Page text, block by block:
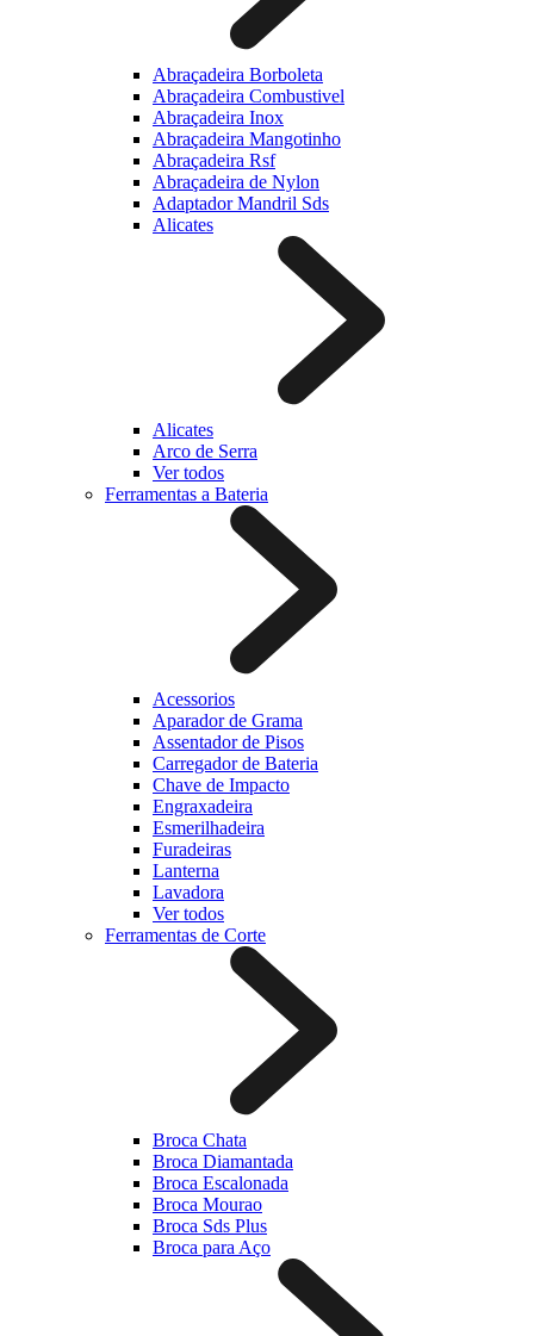
Abraçadeira Borboleta
Abraçadeira Combustivel
Abraçadeira Inox
Abraçadeira Mangotinho
Abraçadeira Rsf
Abraçadeira de Nylon
Adaptador Mandril Sds
Alicates
Alicates
Arco de Serra
Ver todos
Ferramentas a Bateria
Acessorios
Aparador de Grama
Assentador de Pisos
Carregador de Bateria
Chave de Impacto
Engraxadeira
Esmerilhadeira
Furadeiras
Lanterna
Lavadora
Ver todos
Ferramentas de Corte
Broca Chata
Broca Diamantada
Broca Escalonada
Broca Mourao
Broca Sds Plus
Broca para Aço